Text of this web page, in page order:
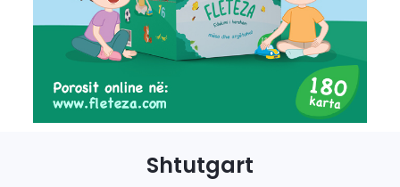
Shtutgart